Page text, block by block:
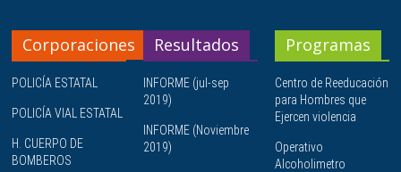
Corporaciones
POLICÍA ESTATAL
POLICÍA VIAL ESTATAL
H. CUERPO DE
BOMBEROS
Resultados
INFORME (jul-sep
2019)
INFORME (Noviembre
2019)
Programas
Centro de Reeducación
para Hombres que
Ejercen violencia
Operativo
Alcoholimetro